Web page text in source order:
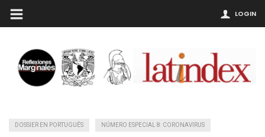
LOGIN
DOSSIER EN PORTUGUÉS NÚMERO ESPECIAL 8: CORONAVIRUS